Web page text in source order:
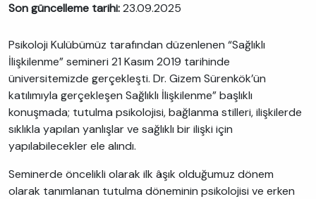
Son güncelleme tarihi:23.09.2025
Psikoloji Kulübümüz tarafından düzenlenen “Sağlıklı
İlişkilenme” semineri 21 Kasım 2019 tarihinde
üniversitemizde gerçekleşti. Dr. Gizem Sürenkök’ün
katılımıyla gerçekleşen Sağlıklı İlişkilenme” başlıklı
konuşmada; tutulma psikolojisi, bağlanma stilleri, ilişkilerde
sıklıkla yapılan yanlışlar ve sağlıklı bir ilişki için
yapılabilecekler ele alındı.
Seminerde öncelikli olarak ilk âşık olduğumuz dönem
olarak tanımlanan tutulma döneminin psikolojisi ve erken